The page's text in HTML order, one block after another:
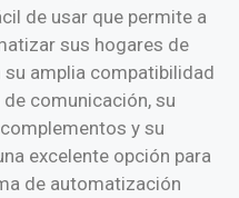
de usar que permite a
sus hogares de
su amplia compatibilidad
comunicación, su
y su
excelente opción para
de automatización